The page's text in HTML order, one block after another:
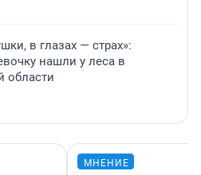
в глазах — страх»:
нашли у леса в
области
МНЕНИЕ